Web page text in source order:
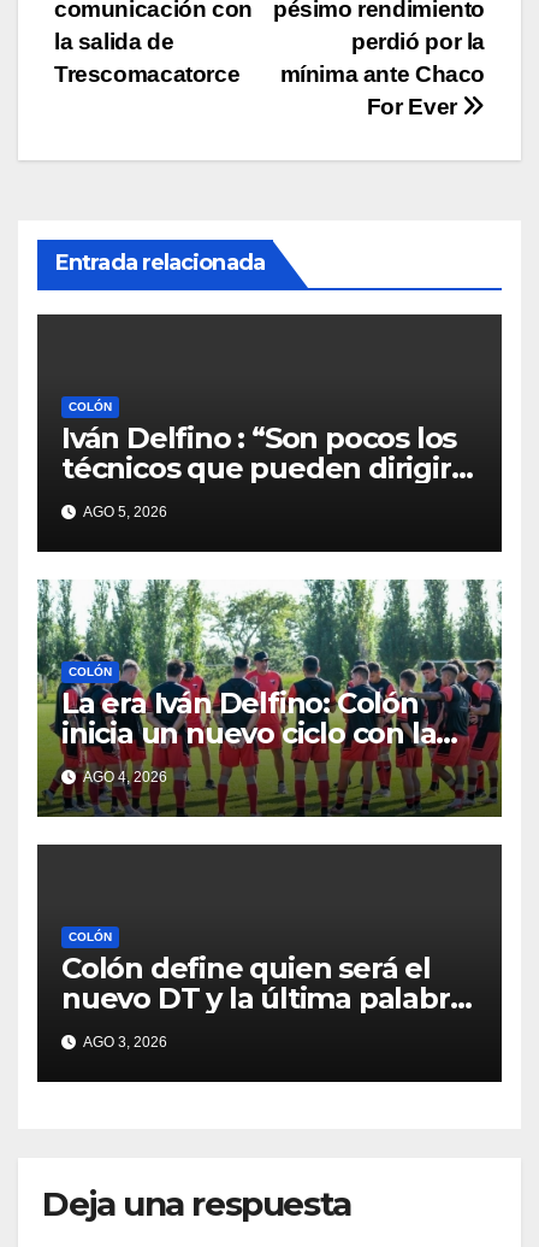
entradas
pésimo rendimiento
perdió por la
mínima ante Chaco
For Ever
comunicación con
la salida de
Trescomacatorce
Entrada relacionada
COLÓN
Iván Delfino : “Son pocos los
técnicos que pueden dirigir
al equipo del que son
hinchas”
AGO 5, 2026
COLÓN
La era Iván Delfino: Colón
inicia un nuevo ciclo con la
mira en San Telmo
AGO 4, 2026
COLÓN
Colón define quien será el
nuevo DT y la última palabra
la tiene José Alonso
AGO 3, 2026
Deja una respuesta